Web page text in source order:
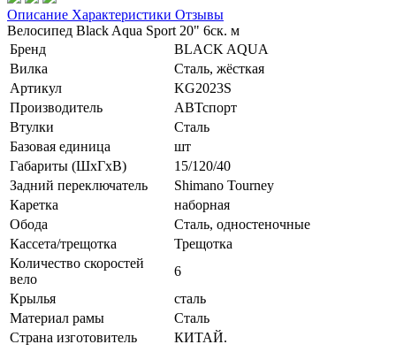
Описание Характеристики Отзывы
Велосипед Black Aqua Sport 20" 6ск. м
Бренд
BLACK AQUA
Вилка
Сталь, жёсткая
Артикул
KG2023S
Производитель
АВТспорт
Втулки
Сталь
Базовая единица
шт
Габариты (ШхГхВ)
15/120/40
Задний переключатель
Shimano Tourney
Каретка
наборная
Обода
Сталь, одностеночные
Кассета/трещотка
Трещотка
Количество скоростей
вело
6
Крылья
сталь
Материал рамы
Сталь
Страна изготовитель
КИТАЙ.